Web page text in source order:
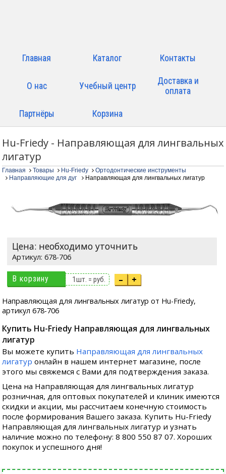
Главная Каталог Контакты
О нас Учебный центр
Доставка и
оплата
Партнёры Корзина
Hu-Friedy - Направляющая для лингвальных
лигатур
Главная Товары Hu-Friedy
Ортодонтические инструменты
Направляющие для дуг
Направляющая для лингвальных лигатур
Цена: необходимо уточнить
678-706
В корзину 1шт. =руб. – +
Направляющая для лингвальных лигатур от Hu-Friedy,
артикул 678-706
Купить Hu-Friedy Направляющая для лингвальных
лигатур
Вы можете купить Направляющая для лингвальных
лигатур онлайн в нашем интернет магазине, после
этого мы свяжемся с Вами для подтверждения заказа.
Цена на Направляющая для лингвальных лигатур
розничная, для оптовых покупателей и клиник имеются
скидки и акции, мы рассчитаем конечную стоимость
после формирования Вашего заказа. Купить Hu-Friedy
Направляющая для лингвальных лигатур и узнать
наличие можно по телефону: 8 800 550 87 07. Хороших
покупок и успешного дня!